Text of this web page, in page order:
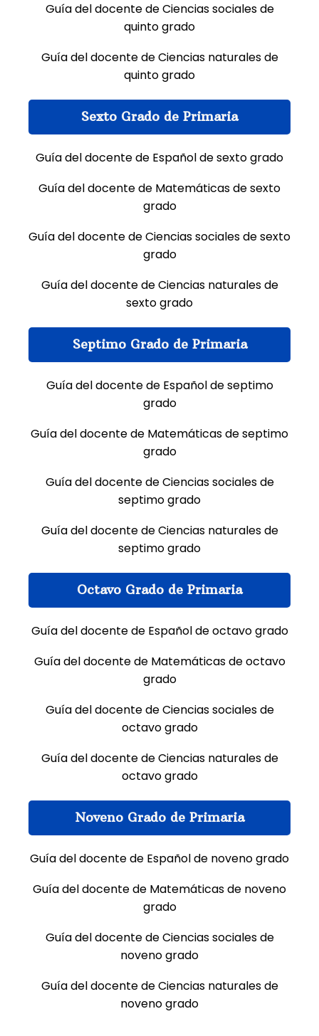
Guía del docente de Ciencias sociales de
quinto grado
Guía del docente de Ciencias naturales de
quinto grado
Sexto Grado de Primaria
Guía del docente de Español de sexto grado
Guía del docente de Matemáticas de sexto
grado
Guía del docente de Ciencias sociales de sexto
grado
Guía del docente de Ciencias naturales de
sexto grado
Septimo Grado de Primaria
Guía del docente de Español de septimo
grado
Guía del docente de Matemáticas de septimo
grado
Guía del docente de Ciencias sociales de
septimo grado
Guía del docente de Ciencias naturales de
septimo grado
Octavo Grado de Primaria
Guía del docente de Español de octavo grado
Guía del docente de Matemáticas de octavo
grado
Guía del docente de Ciencias sociales de
octavo grado
Guía del docente de Ciencias naturales de
octavo grado
Noveno Grado de Primaria
Guía del docente de Español de noveno grado
Guía del docente de Matemáticas de noveno
grado
Guía del docente de Ciencias sociales de
noveno grado
Guía del docente de Ciencias naturales de
noveno grado